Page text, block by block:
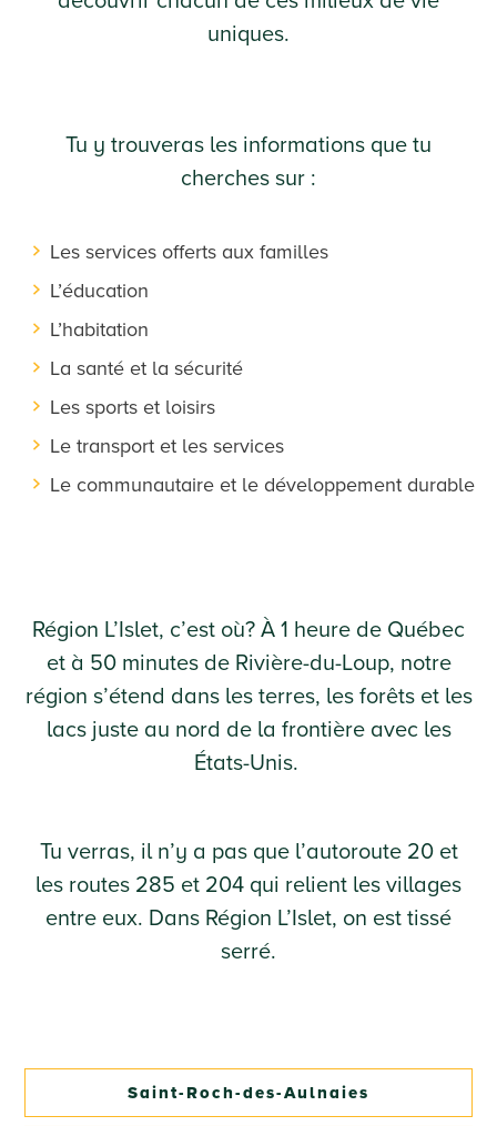
uniques.
Tu y trouveras les informations que tu
cherches sur :
Les services offerts aux familles
L’éducation
L’habitation
La santé et la sécurité
Les sports et loisirs
Le transport et les services
Le communautaire et le développement durable
Région L’Islet, c’est où? À 1 heure de Québec
et à 50 minutes de Rivière-du-Loup, notre
région s’étend dans les terres, les forêts et les
lacs juste au nord de la frontière avec les
États-Unis.
Tu verras, il n’y a pas que l’autoroute 20 et
les routes 285 et 204 qui relient les villages
entre eux. Dans Région L’Islet, on est tissé
serré.
Saint-Roch-des-Aulnaies